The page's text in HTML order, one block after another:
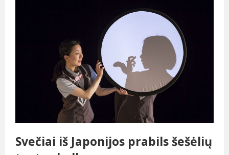
Svečiai iš Japonijos prabils šešėlių